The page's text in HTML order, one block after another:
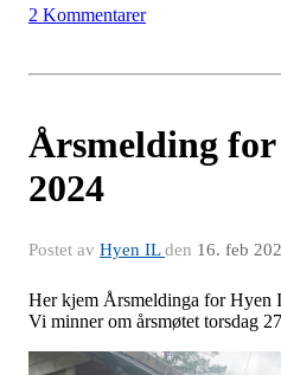
2 Kommentarer
Årsmelding
2024
Postet av Hyen ILden 16. feb
Her kjem Årsmeldinga for Hyen
Vi minner om årsmøtet torsdag